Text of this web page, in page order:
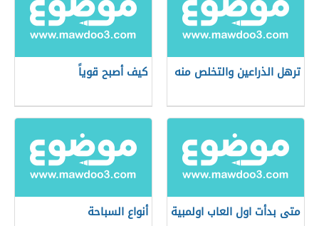
ترهل الذراعين والتخلص منه كيف أصبح قوياً
متى بدأت اول العاب اولمبية أنواع السباحة